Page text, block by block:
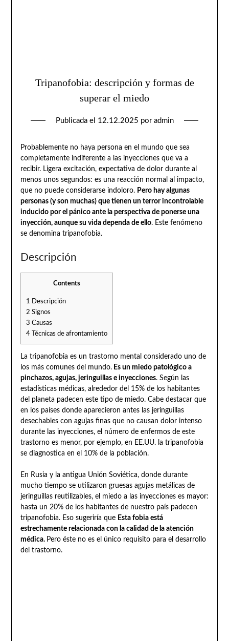
Tripanofobia: descripción y formas de
superar el miedo
Publicada el 12.12.2025 por admin
Probablemente no haya persona en el mundo que sea
completamente indiferente a las inyecciones que va a
recibir. Ligera excitación, expectativa de dolor durante al
menos unos segundos: es una reacción normal al impacto,
que no puede considerarse indoloro. Pero hay algunas
personas (y son muchas) que tienen un terror incontrolable
inducido por el pánico ante la perspectiva de ponerse una
inyección, aunque su vida dependa de ello. Este fenómeno
se denomina tripanofobia.
Descripción
Contents
1
Descripción
2 Signos
3 Causas
4Técnicas de afrontamiento
La tripanofobia es un trastorno mental considerado uno de
los más comunes del mundo.Es un miedo patológico a
pinchazos, agujas, jeringuillas e inyecciones. Según las
estadísticas médicas, alrededor del 15% de los habitantes
del planeta padecen este tipo de miedo. Cabe destacar que
en los países donde aparecieron antes las jeringuillas
desechables con agujas finas que no causan dolor intenso
durante las inyecciones, el número de enfermos de este
trastorno es menor, por ejemplo, en EE.UU. la tripanofobia
se diagnostica en el 10% de la población.
En Rusia y la antigua Unión Soviética, donde durante
mucho tiempo se utilizaron gruesas agujas metálicas de
jeringuillas reutilizables, el miedo a las inyecciones es mayor:
hasta un 20% de los habitantes de nuestro país padecen
tripanofobia. Eso sugeriría que Esta fobia está
estrechamente relacionada con la calidad de la atención
médica. Pero éste no es el único requisito para el desarrollo
del trastorno.